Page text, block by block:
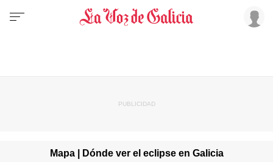
Mapa | Dónde ver el eclipse en Galicia